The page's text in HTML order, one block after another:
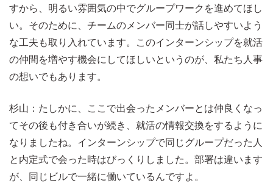
すから、明るい雰囲気の中でグループワークを進めてほし
い。そのために、チームのメンバー同士が話しやすいよう
な工夫も取り入れています。このインターンシップを就活
の仲間を増やす機会にしてほしいというのが、私たち人事
の想いでもあります。
杉山：たしかに、ここで出会ったメンバーとは仲良くなっ
てその後も付き合いが続き、就活の情報交換をするように
なりましたね。インターンシップで同じグループだった人
と内定式で会った時はびっくりしました。部署は違います
が、同じビルで一緒に働いているんですよ。